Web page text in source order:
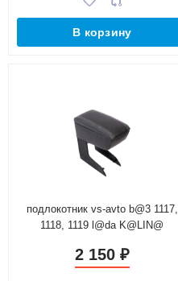
В корзину
подлокотник vs-avto b@3 1117,
1118, 1119 l@da K@LIN@
2 150 ₽